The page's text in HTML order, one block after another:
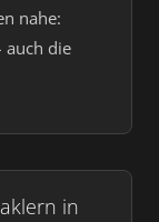
nahe:
auch die
in